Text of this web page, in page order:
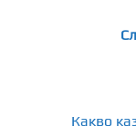
Какво